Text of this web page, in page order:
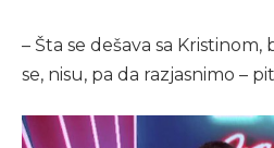
– Šta se dešava sa Kristinom,
se, nisu, pa da razjasnimo –